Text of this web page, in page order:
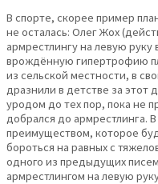
В спорте, скорее пример
не осталась: Олег Жох
армрестлингу на левую руку
врождённую гипертрофию
из сельской местности, в
дразнили в детстве за этот
уродом до тех пор, пока не
добрался до армрестлинга.
преимуществом, которое
бороться на равных с
одного из предыдущих
армрестлингом на левую